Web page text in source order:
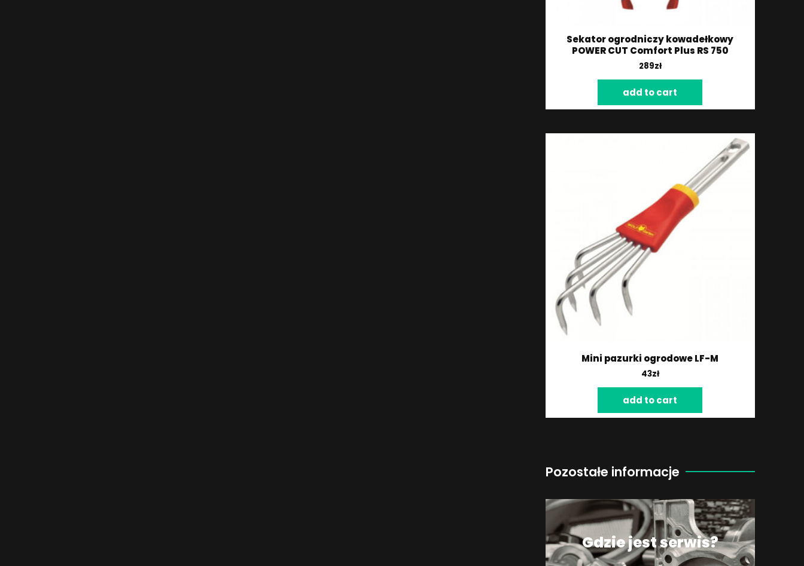
Sekator ogrodniczy kowadełkowy
POWER CUT Comfort Plus RS 750
289zł
add to cart
Mini pazurki ogrodowe LF-M
43zł
add to cart
Pozostałe informacje
Gdzie jest serwis?